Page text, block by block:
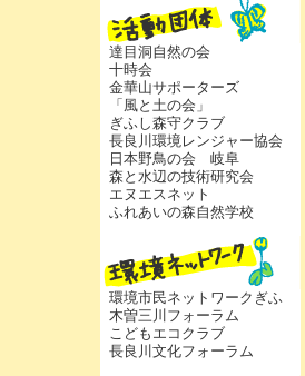
達目洞自然の会
十時会
金華山サポーターズ
「風と土の会」
ぎふし森守クラブ
長良川環境レンジャー協会
日本野鳥の会 岐阜
森と水辺の技術研究会
エヌエスネット
ふれあいの森自然学校
環境市民ネットワークぎふ
木曽三川フォーラム
こどもエコクラブ
長良川文化フォーラム